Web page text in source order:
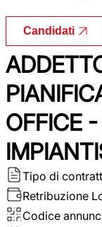
Candidati
OFFICE
Tipo di
Retribuzione
Codice